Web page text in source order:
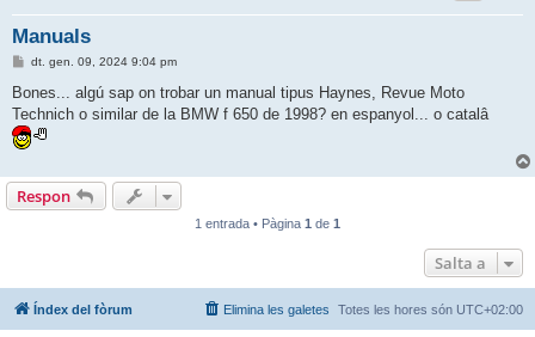
Manuals
E
t
a
d
a
dt. gen. 09, 2024 9:04 pm
Bones... algú sap on trobar un manual tipus Haynes, Revue Moto
Technich o similar de la BMW f 650 de 1998? en espanyol... o catalâ
Respon
1 entrada • Pàgina 1 de 1
Salta a
Índex del fòrum Totes les hores són UTC+02:00
Elimina les galetes